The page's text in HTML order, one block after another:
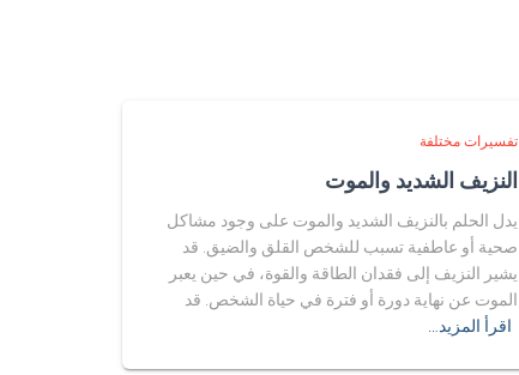
تفسيرات مختلفة
النزيف الشديد والموت
يدل الحلم بالنزيف الشديد والموت على وجود مشاكل
صحية أو عاطفية تسبب للشخص القلق والضيق. قد
يشير النزيف إلى فقدان الطاقة والقوة، في حين يعبر
الموت عن نهاية دورة أو فترة في حياة الشخص. قد
اقرأ المزيد…